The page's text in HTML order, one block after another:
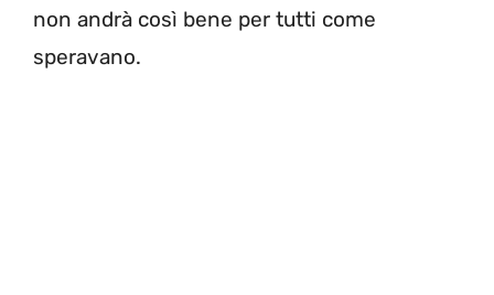
non andrà così bene per tutti come
speravano.